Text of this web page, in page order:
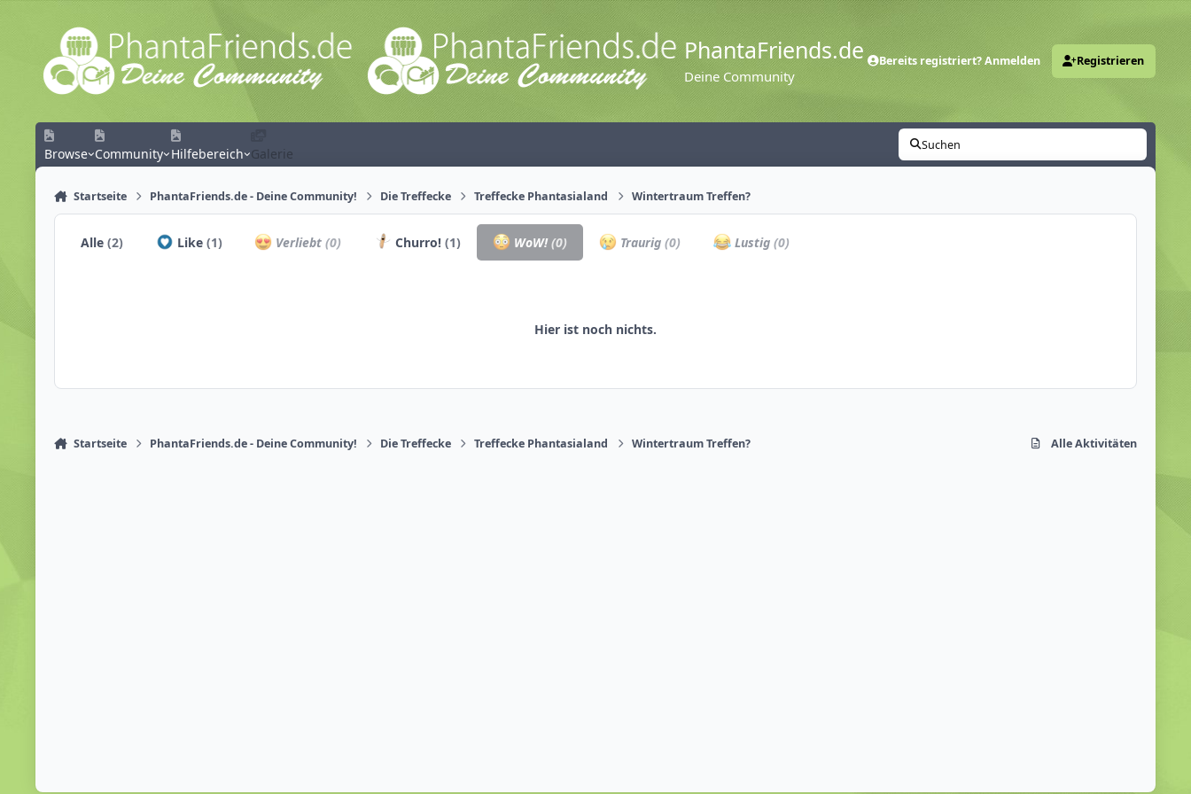
Zum Inhalt springen
PhantaFriends.de
Deine Community
Bereits registriert? Anmelden Registrieren
Browse Community Hilfebereich Galerie
Suchen
Startseite PhantaFriends.de - Deine Community! Die Treffecke Treffecke Phantasialand Wintertraum Treffen?
Alle(2) Like (1) Verliebt(0) Churro! (1) WoW!(0) Traurig(0) Lustig (0)
Hier ist noch nichts.
Startseite PhantaFriends.de - Deine Community! Die Treffecke Treffecke Phantasialand Wintertraum Treffen? Alle Aktivitäten